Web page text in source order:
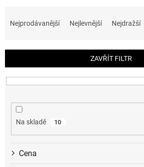
í
p
r
Nejprodávanější Nejlevnější Nejdražší
ZAVŘÍT FILTR
Na skladě 10
Cena